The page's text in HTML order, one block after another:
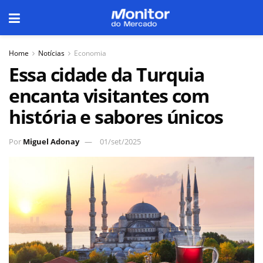
Home Notícias Economia
Essa cidade da Turquia
encanta visitantes com
história e sabores únicos
Por Miguel Adonay 01/set/2025